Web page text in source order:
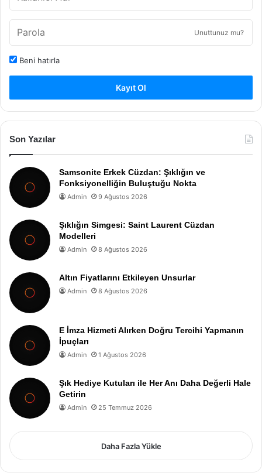
Unuttunuz mu?
Beni hatırla
Kayıt Ol
Son Yazılar
Samsonite Erkek Cüzdan: Şıklığın ve
Fonksiyonelliğin Buluştuğu Nokta
Admin 9 Ağustos 2026
Şıklığın Simgesi: Saint Laurent Cüzdan
Modelleri
Admin 8 Ağustos 2026
Altın Fiyatlarını Etkileyen Unsurlar
Admin 8 Ağustos 2026
E İmza Hizmeti Alırken Doğru Tercihi Yapmanın
İpuçları
Admin 1 Ağustos 2026
Şık Hediye Kutuları ile Her Anı Daha Değerli Hale
Getirin
Admin 25 Temmuz 2026
Daha Fazla Yükle